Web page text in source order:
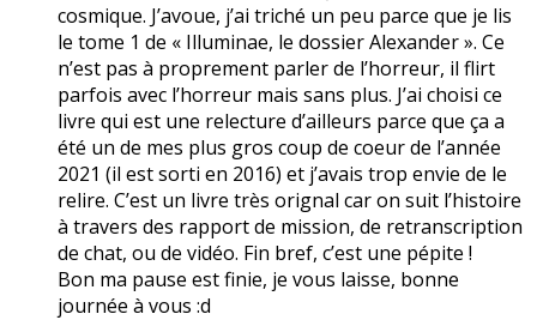
cosmique. J’avoue, j’ai triché un peu parce que je lis
le tome 1 de « Illuminae, le dossier Alexander ». Ce
n’est pas à proprement parler de l’horreur, il flirt
parfois avec l’horreur mais sans plus. J’ai choisi ce
livre qui est une relecture d’ailleurs parce que ça a
été un de mes plus gros coup de coeur de l’année
2021 (il est sorti en 2016) et j’avais trop envie de le
relire. C’est un livre très orignal car on suit l’histoire
à travers des rapport de mission, de retranscription
de chat, ou de vidéo. Fin bref, c’est une pépite !
Bon ma pause est finie, je vous laisse, bonne
journée à vous :d